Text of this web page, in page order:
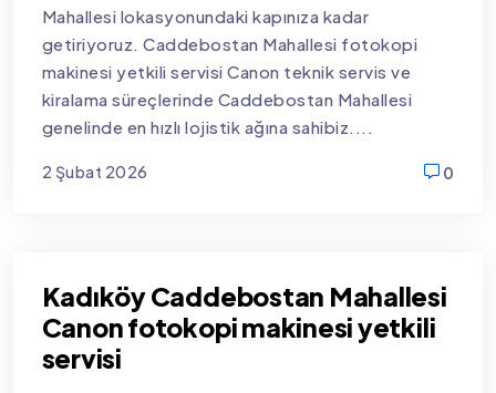
Mahallesi lokasyonundaki kapınıza kadar
getiriyoruz. Caddebostan Mahallesi fotokopi
makinesi yetkili servisi Canon teknik servis ve
kiralama süreçlerinde Caddebostan Mahallesi
genelinde en hızlı lojistik ağına sahibiz....
2 Şubat 2026
0
Kadıköy Caddebostan Mahallesi
Canon fotokopi makinesi yetkili
servisi